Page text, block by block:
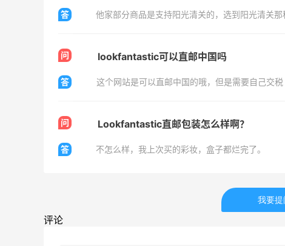
答
问 lookfantastic可以直邮中国吗
答 这个网站是可以直邮中国的哦，但是需要自己交税
问 Lookfantastic直邮包装怎么样啊？
答 不怎么样，我上次买的彩妆，盒子都烂完了。
我要提
评论
2件8折 叠加满HK$1800-100
4天15小时
【55专享】Bobbi Brown 美网：美妆礼
遇！满$150立省$50
满赠正装橘子眼霜+精华唇蜜等好礼
2天21小时
Diesel Europe：折扣区上新热卖！入手包
袋、服饰、鞋履等
低至5折
Maje US：限时闪促！入手明星同款服饰